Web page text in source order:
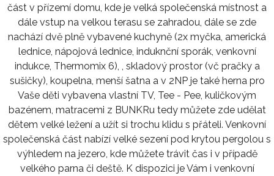
část v přízemí domu, kde je velká společenská místnost a
dále vstup na velkou terasu se zahradou, dále se zde
nachází dvě plně vybavené kuchyně (2x myčka, americká
lednice, nápojová lednice, induknční sporák, venkovní
indukce, Thermomix 6), , skladový prostor (vč pračky a
sušičky), koupelna, menší šatna a v 2NP je také herna pro
Vaše děti vybavena vlastní TV, Tee - Pee, kuličkovým
bazénem, matracemi z BUNKRu tedy můžete zde udělat
dětem velké ležení a užít si trochu klidu s přáteli. Venkovní
společenská část nabízí velké sezení pod krytou pergolou s
výhledem na jezero, kde můžete trávit čas i v případě
velkého parna či deště. K dispozici je Vám i venkovní